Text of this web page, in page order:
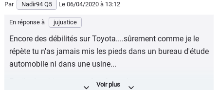
Par Nadir94 Q5 Le 06/04/2020 à 13:12
En réponse à jujustice
Encore des débilités sur Toyota....sûrement comme je le
répète tu n'as jamais mis les pieds dans un bureau d'étude
automobile ni dans une usine...
Facile de critiquer sans être factuel....